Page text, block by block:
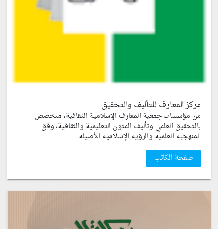
مركز المعارف للتأليف والتحقيق
من مؤسسات جمعية المعارف الإسلامية الثقافية، متخصص
بالتحقيق العلمي وتأليف المتون التعليمية والثقافية، وفق
المنهجية العلمية والرؤية الإسلامية الأصيلة.
صفحة الكاتب